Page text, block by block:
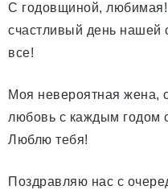
С годовщиной,
счастливый день
все!
Моя невероятная жена,
любовь с каждым годом
Люблю тебя!
Поздравляю нас с